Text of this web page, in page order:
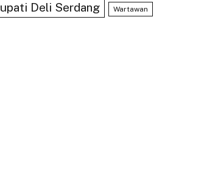
Deli Serdang Wartawan